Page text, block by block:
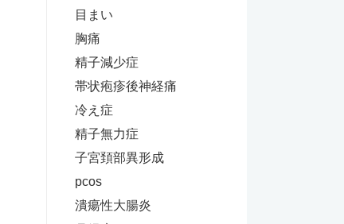
目まい
胸痛
精子減少症
帯状疱疹後神経痛
冷え症
精子無力症
子宮頚部異形成
pcos
潰瘍性大腸炎